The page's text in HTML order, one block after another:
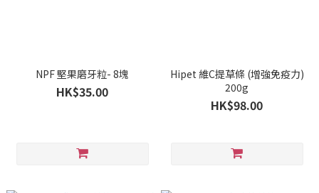
NPF 堅果磨牙粒- 8塊
HK$35.00
Hipet 維C提草條 (增強免疫力)
200g
HK$98.00